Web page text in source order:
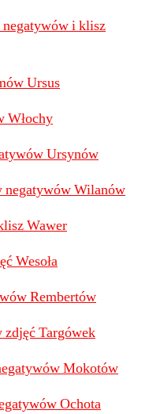
i klisz
Ursus
Włochy
Ursynów
negatywów Wilanów
Wawer
Wesoła
Rembertów
Targówek
Mokotów
Ochota